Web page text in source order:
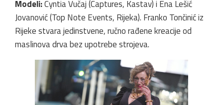
Modeli:Cyntia Vučaj (Captures, Kastav) i Ena Lešić
Jovanović (Top Note Events, Rijeka). Franko Tončinić iz
Rijeke stvara jedinstvene, ručno rađene kreacije od
maslinova drva bez upotrebe strojeva.